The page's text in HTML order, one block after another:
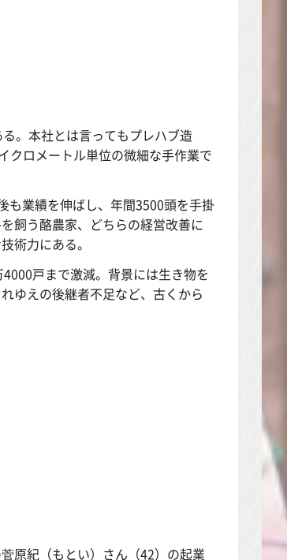
。本社とは言ってもプレハブ造
クロメートル単位の微細な手作業で
も業績を伸ばし、年間3500頭を手掛
飼う酪農家、どちらの経営改善に
術力にある。
戸まで激減。背景には生き物を
ゆえの後継者不足など、古くから
原紀（もとい）さん（42）の起業